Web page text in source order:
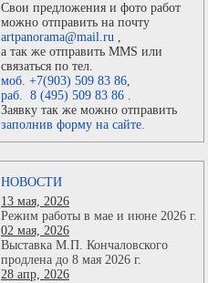
Свои предложения и фото работ
можно отправить на почту
artpanorama@mail.ru ,
а так же отправить MMS или
связаться по тел.
моб. +7(903) 509 83 86,
раб. 8 (495) 509 83 86 .
Заявку так же можно отправить
заполнив форму на сайте.
НОВОСТИ
13 мая, 2026
Режим работы в мае и июне 2026 г.
02 мая, 2026
Выставка М.П. Кончаловского
продлена до 8 мая 2026 г.
28 апр, 2026